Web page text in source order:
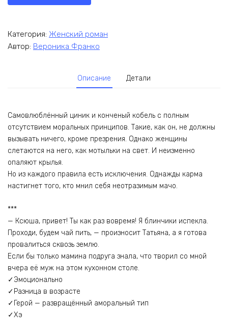
Категория: Женский роман
Автор: Вероника Франко
Описание Детали
Самовлюблённый циник и конченый кобель с полным
отсутствием моральных принципов. Такие, как он, не должны
вызывать ничего, кроме презрения. Однако женщины
слетаются на него, как мотыльки на свет. И неизменно
опаляют крылья.
Но из каждого правила есть исключения. Однажды карма
настигнет того, кто мнил себя неотразимым мачо.
***
— Ксюша, привет! Ты как раз вовремя! Я блинчики испекла.
Проходи, будем чай пить, — произносит Татьяна, а я готова
провалиться сквозь землю.
Если бы только мамина подруга знала, что творил со мной
вчера её муж на этом кухонном столе.
✓Эмоционально
✓Разница в возрасте
✓Герой — развращённый аморальный тип
✓Хэ